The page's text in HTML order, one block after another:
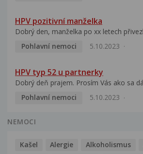
HPV pozitivní manželka
Dobrý den, manželka po xx letech
Pohlavní nemoci
5.10.2023
HPV typ 52 u partnerky
Dobrý deň prajem. Prosím Vás ako sa
Pohlavní nemoci
5.10.2023
NEMOCI
Kašel Alergie Alkoholismus